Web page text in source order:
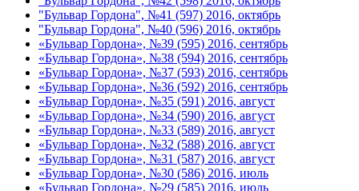
"Бульвар Гордона", №41 (597) 2016, октябрь
"Бульвар Гордона", №40 (596) 2016, октябрь
«Бульвар Гордона», №39 (595) 2016, сентябрь
«Бульвар Гордона», №38 (594) 2016, сентябрь
«Бульвар Гордона», №37 (593) 2016, сентябрь
«Бульвар Гордона», №36 (592) 2016, сентябрь
«Бульвар Гордона», №35 (591) 2016, август
«Бульвар Гордона», №34 (590) 2016, август
«Бульвар Гордона», №33 (589) 2016, август
«Бульвар Гордона», №32 (588) 2016, август
«Бульвар Гордона», №31 (587) 2016, август
«Бульвар Гордона», №30 (586) 2016, июль
«Бульвар Гордона», №29 (585) 2016, июль